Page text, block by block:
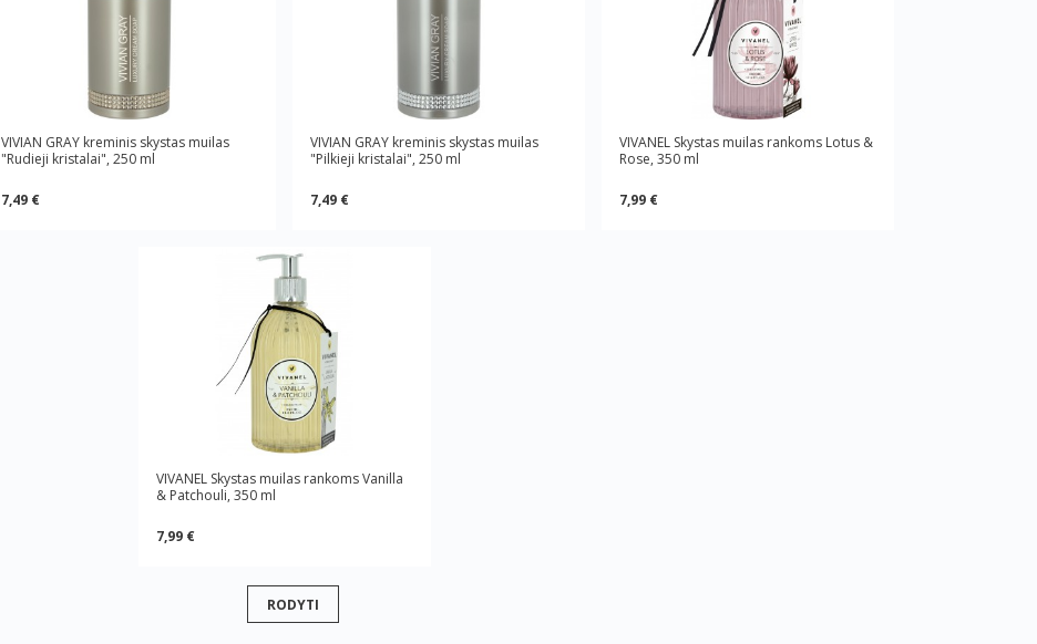
VIVIAN GRAY kreminis skystas muilas
"Rudieji kristalai", 250 ml
7,49 €
VIVIAN GRAY kreminis skystas muilas
"Pilkieji kristalai", 250 ml
7,49 €
VIVANEL Skystas muilas rankoms Lotus &
Rose, 350 ml
7,99 €
VIVANEL Skystas muilas rankoms Vanilla
& Patchouli, 350 ml
7,99 €
RODYTI